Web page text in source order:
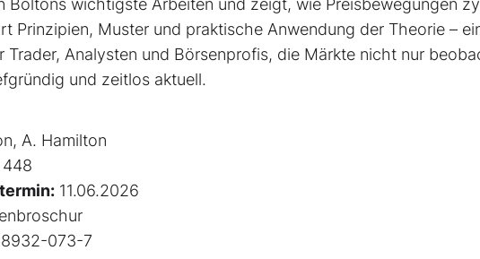
Boltons wichtigste Arbeiten und zeigt, wie Preisbewegungen
Prinzipien, Muster und praktische Anwendung der Theorie –
Analysten und Börsenprofis, die Märkte nicht nur
und zeitlos aktuell.
A. Hamilton
448
11.06.2026
073-7